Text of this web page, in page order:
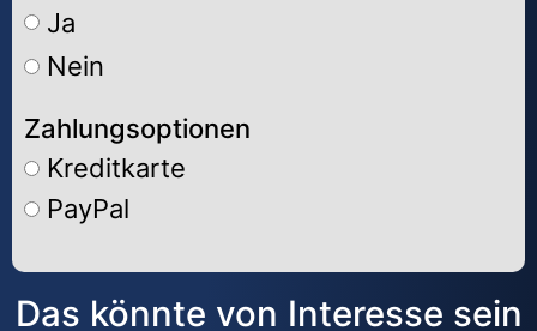
Ja
Nein
Zahlungsoptionen
Kreditkarte
PayPal
Alternative:
Das könnte von Interesse sein